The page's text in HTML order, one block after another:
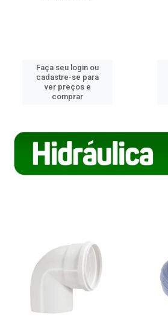
Faça seu login ou
cadastre-se para
ver preços e
comprar